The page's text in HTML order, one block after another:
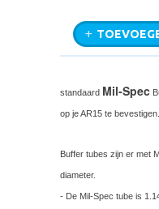
standaard Mil-Spec
op je AR15 te bevestigen.
Buffer tubes zijn er met
diameter.
- De Mil-Spec tube is